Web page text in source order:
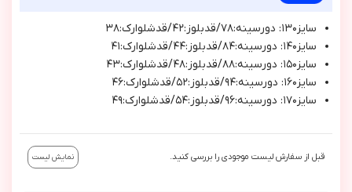
سايز١٣٠: دورسينه:٧٨/قدبلوز:٤٢/قدشلوارك:٣٨
سايز١٤٠: دورسينه:٨٤/قدبلوز:٤٤/قدشلوارك:٤١
سايز١٥٠: دورسينه:٨٨/قدبلوز:٤٨/قدشلوارك:٤٣
سايز١٦٠: دورسينه:٩٤/قدبلوز:٥٢/قدشلوارك:٤٦
سايز١٧٠: دورسينه:٩٦/قدبلوز:٥٤/قدشلوارك:٤٩
قبل از سفارش لیست موجودی را بررسی کنید. نمایش لیست